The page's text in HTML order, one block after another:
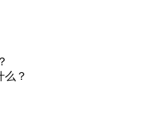
么？